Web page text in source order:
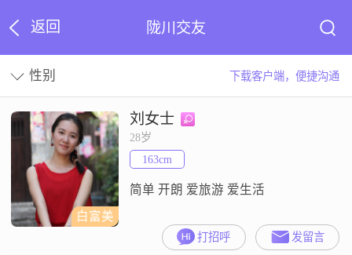
返回 陇川交友
性别 下载客户端，便捷沟通
白富美
刘女士
28岁
163cm
简单 开朗 爱旅游 爱生活
打招呼 发留言